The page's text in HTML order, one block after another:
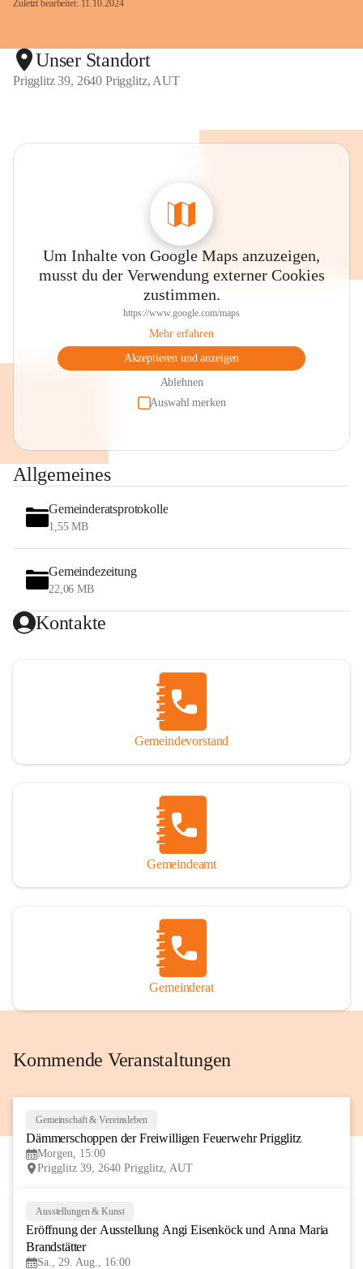
Zuletzt bearbeitet: 11.10.2024
Unser Standort
Prigglitz 39, 2640 Prigglitz, AUT
Um Inhalte von Google Maps anzuzeigen,
musst du der Verwendung externer Cookies
zustimmen.
https://www.google.com/maps
Mehr erfahren
Akzeptieren und anzeigen
Ablehnen
Auswahl merken
Allgemeines
Gemeinderatsprotokolle
1,55 MB
Gemeindezeitung
22,06 MB
Kontakte
Gemeindevorstand
Gemeindeamt
Gemeinderat
Kommende Veranstaltungen
Gemeinschaft & Vereinsleben
Dämmerschoppen der Freiwilligen Feuerwehr Prigglitz
Morgen, 15:00
Prigglitz 39, 2640 Prigglitz, AUT
AUG
Ausstellungen & Kunst
Eröffnung der Ausstellung Angi Eisenköck und Anna Maria
Brandstätter
Sa., 29. Aug., 16:00